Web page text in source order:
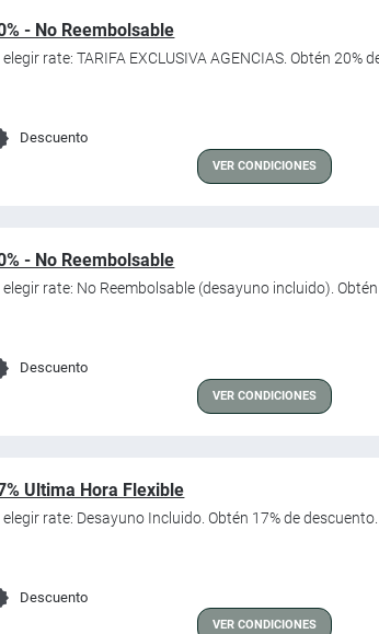
- No Reembolsable
elegir rate: TARIFA EXCLUSIVA AGENCIAS. Obtén 20%
Descuento
VER CONDICIONES
- No Reembolsable
elegir rate: No Reembolsable (desayuno incluido).
Descuento
VER CONDICIONES
Ultima Hora Flexible
elegir rate: Desayuno Incluido. Obtén 17% de descuento.
Descuento
VER CONDICIONES